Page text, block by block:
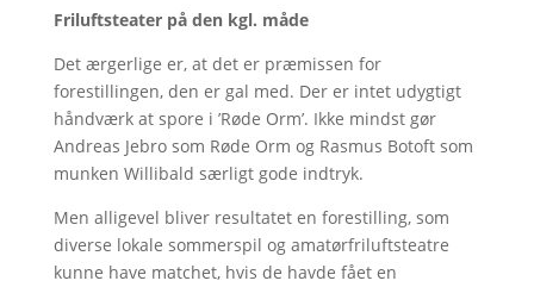
Friluftsteater på den kgl. måde
Det ærgerlige er, at det er præmissen for
forestillingen, den er gal med. Der er intet udygtigt
håndværk at spore i ’Røde Orm’. Ikke mindst gør
Andreas Jebro som Røde Orm og Rasmus Botoft som
munken Willibald særligt gode indtryk.
Men alligevel bliver resultatet en forestilling, som
diverse lokale sommerspil og amatørfriluftsteatre
kunne have matchet, hvis de havde fået en